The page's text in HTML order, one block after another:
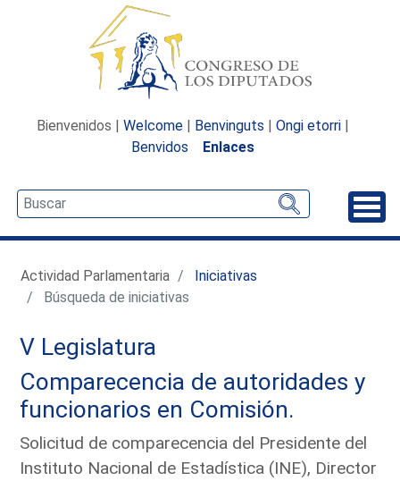
Bienvenidos | Welcome | Benvinguts | Ongi etorri |
Benvidos
Enlaces
Actividad Parlamentaria
Iniciativas
Búsqueda de iniciativas
V Legislatura
Comparecencia de autoridades y
funcionarios en Comisión.
Solicitud de comparecencia del Presidente del
Instituto Nacional de Estadística (INE), Director